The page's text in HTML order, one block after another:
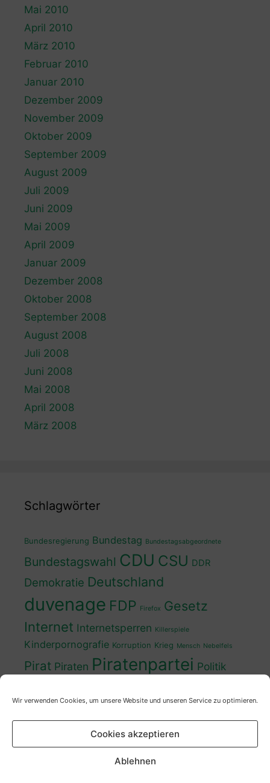
Wir verwenden Cookies, um unsere Website und unseren Service zu optimieren.
Cookies akzeptieren
Ablehnen
Mai 2010
April 2010
März 2010
Februar 2010
Januar 2010
Dezember 2009
November 2009
Oktober 2009
September 2009
August 2009
Juli 2009
Juni 2009
Mai 2009
April 2009
Januar 2009
Dezember 2008
Oktober 2008
September 2008
August 2008
Juli 2008
Juni 2008
Mai 2008
April 2008
März 2008
Schlagwörter
Bundesregierung Bundestag Bundestagsabgeordnete
Bundestagswahl CDU CSU DDR
Demokratie Deutschland
duvenage FDP Firefox Gesetz
Internet Internetsperren Killerspiele
Kinderpornografie Korruption Krieg Mensch Nebelfels
Pirat Piraten Piratenpartei Politik
Wahlkampf Wahlprogramm Wähler
Zensur Zensursula Überwachung